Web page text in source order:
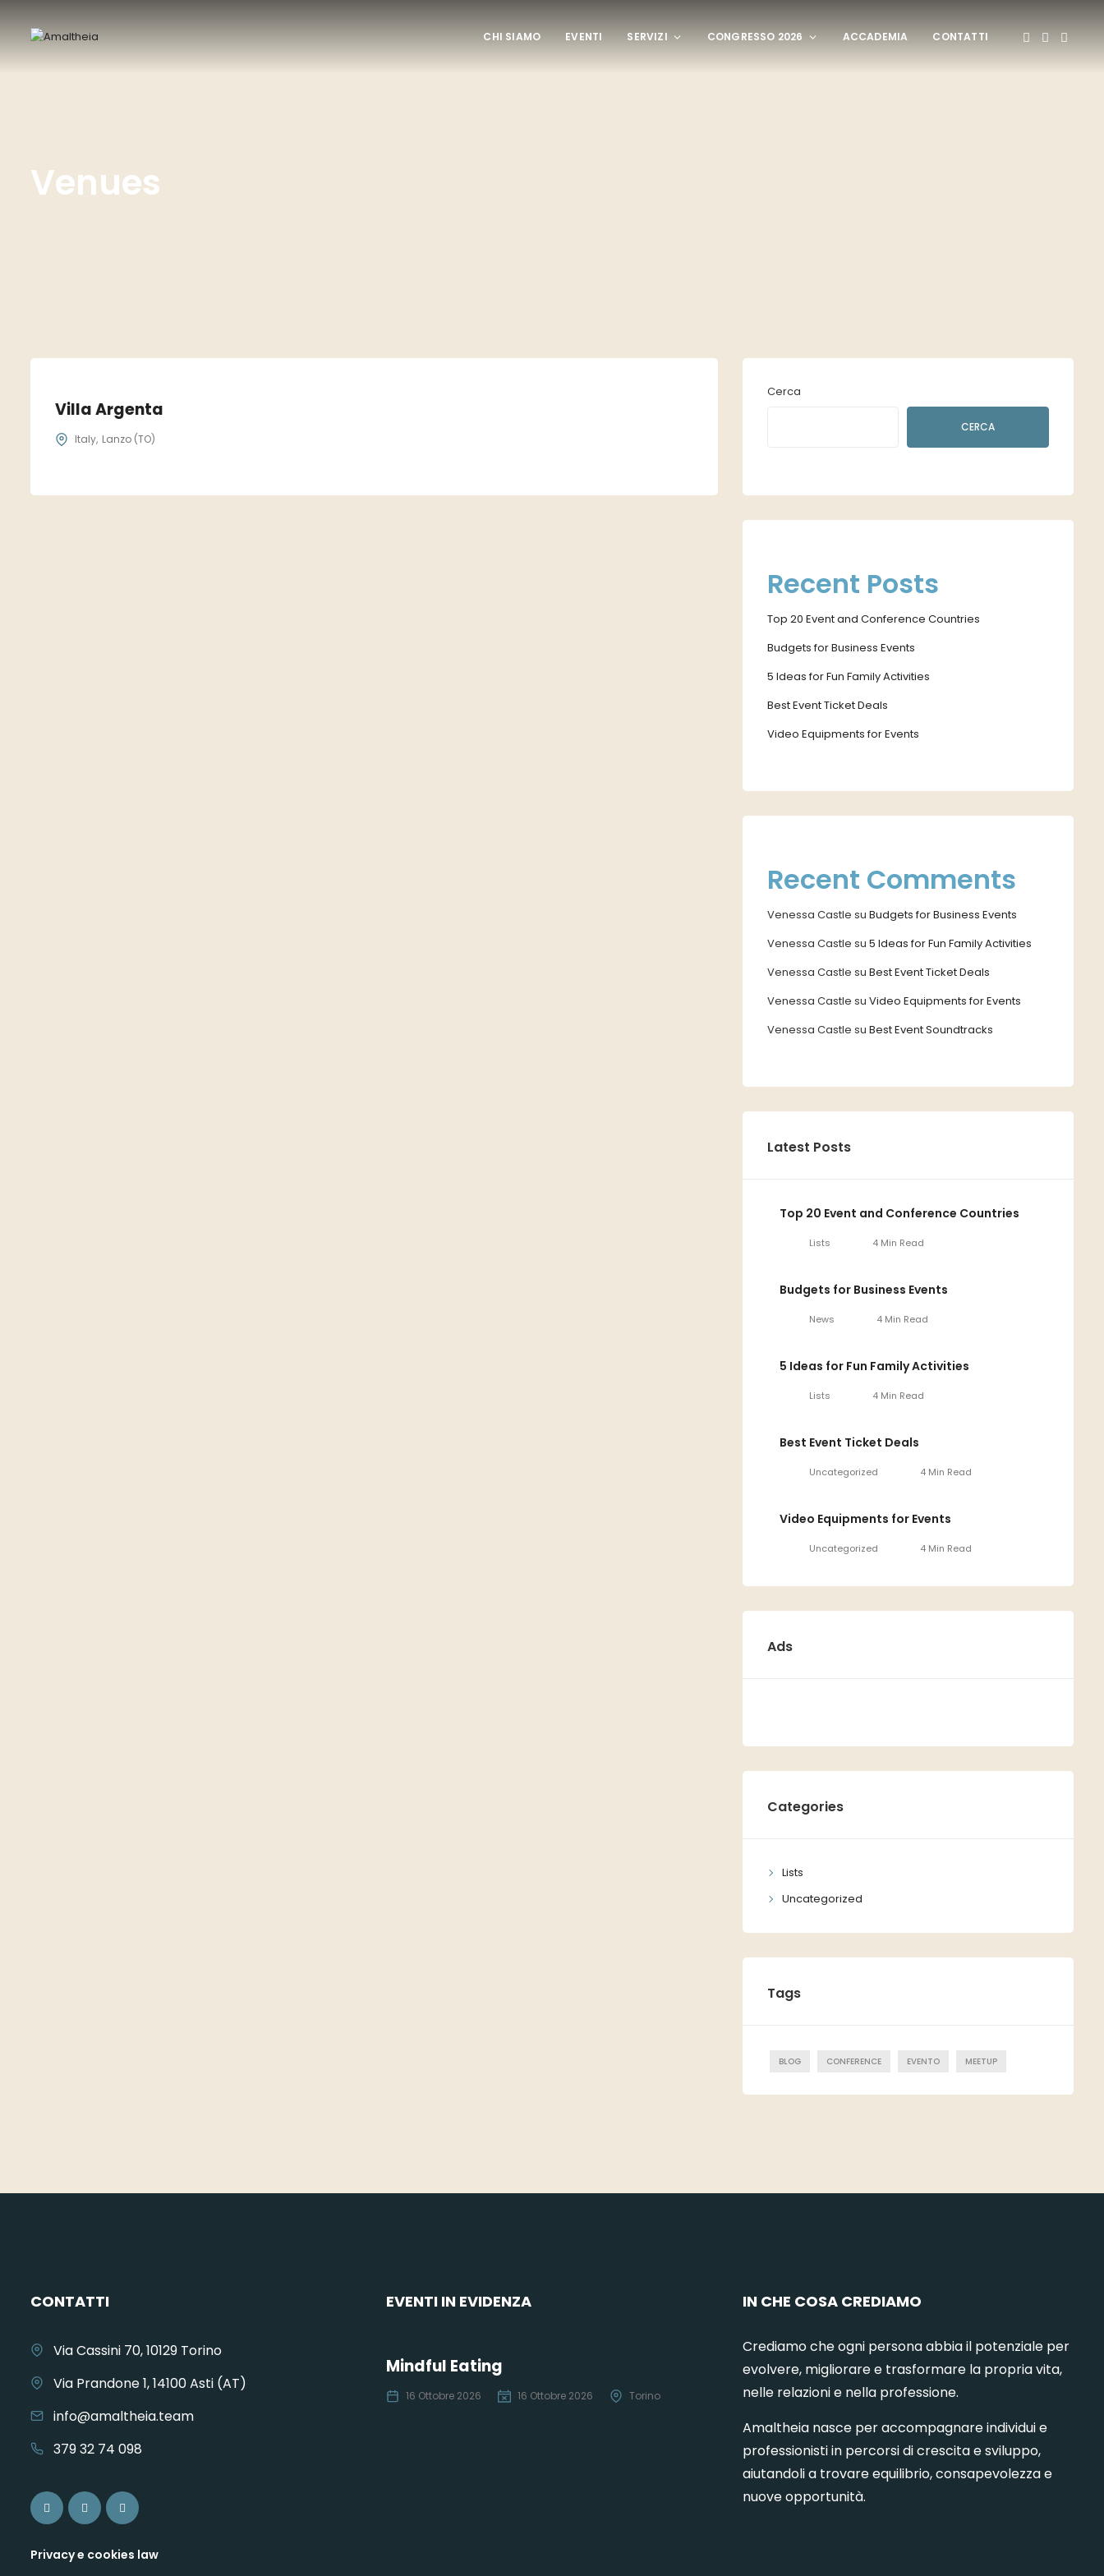
CHI SIAMO EVENTI SERVIZI CONGRESSO 2026 ACCADEMIA CONTATTI
Venues
Villa Argenta
Italy Lanzo (TO)
Cerca
CERCA
Recent Posts
Top 20 Event and Conference Countries
Budgets for Business Events
5 Ideas for Fun Family Activities
Best Event Ticket Deals
Video Equipments for Events
Recent Comments
Venessa Castle su Budgets for Business Events
Venessa Castle su 5 Ideas for Fun Family Activities
Venessa Castle su Best Event Ticket Deals
Venessa Castle su Video Equipments for Events
Venessa Castle su Best Event Soundtracks
Latest Posts
Top 20 Event and Conference Countries
Lists 4 Min Read
Budgets for Business Events
News 4 Min Read
5 Ideas for Fun Family Activities
Lists 4 Min Read
Best Event Ticket Deals
Uncategorized 4 Min Read
Video Equipments for Events
Uncategorized 4 Min Read
Ads
Categories
Lists
Uncategorized
Tags
BLOG CONFERENCE EVENTO MEETUP
CONTATTI
Via Cassini 70, 10129 Torino
Via Prandone 1, 14100 Asti (AT)
info@amaltheia.team
379 32 74 098
Privacy e cookies law
EVENTI IN EVIDENZA
Mindful Eating
16 Ottobre 2026 16 Ottobre 2026 Torino
IN CHE COSA CREDIAMO
Crediamo che ogni persona abbia il potenziale per
evolvere, migliorare e trasformare la propria vita,
nelle relazioni e nella professione.
Amaltheia nasce per accompagnare individui e
professionisti in percorsi di crescita e sviluppo,
aiutandoli a trovare equilibrio, consapevolezza e
nuove opportunità.